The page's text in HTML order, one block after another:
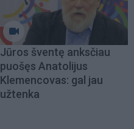
Jūros šventę anksčiau
puošęs Anatolijus
Klemencovas: gal jau
užtenka